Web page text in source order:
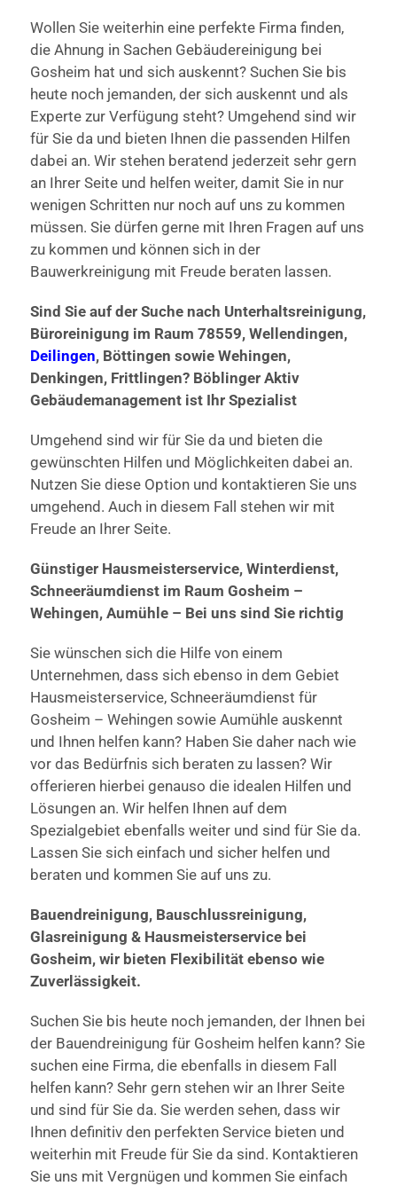
Wollen Sie weiterhin eine perfekte Firma finden,
die Ahnung in Sachen Gebäudereinigung bei
Gosheim hat und sich auskennt? Suchen Sie bis
heute noch jemanden, der sich auskennt und als
Experte zur Verfügung steht? Umgehend sind wir
für Sie da und bieten Ihnen die passenden Hilfen
dabei an. Wir stehen beratend jederzeit sehr gern
an Ihrer Seite und helfen weiter, damit Sie in nur
wenigen Schritten nur noch auf uns zu kommen
müssen. Sie dürfen gerne mit Ihren Fragen auf uns
zu kommen und können sich in der
Bauwerkreinigung mit Freude beraten lassen.
Sind Sie auf der Suche nach Unterhaltsreinigung,
Büroreinigung im Raum 78559, Wellendingen,
Deilingen, Böttingen sowie Wehingen,
Denkingen, Frittlingen? Böblinger Aktiv
Gebäudemanagement ist Ihr Spezialist
Umgehend sind wir für Sie da und bieten die
gewünschten Hilfen und Möglichkeiten dabei an.
Nutzen Sie diese Option und kontaktieren Sie uns
umgehend. Auch in diesem Fall stehen wir mit
Freude an Ihrer Seite.
Günstiger Hausmeisterservice, Winterdienst,
Schneeräumdienst im Raum Gosheim –
Wehingen, Aumühle – Bei uns sind Sie richtig
Sie wünschen sich die Hilfe von einem
Unternehmen, dass sich ebenso in dem Gebiet
Hausmeisterservice, Schneeräumdienst für
Gosheim – Wehingen sowie Aumühle auskennt
und Ihnen helfen kann? Haben Sie daher nach wie
vor das Bedürfnis sich beraten zu lassen? Wir
offerieren hierbei genauso die idealen Hilfen und
Lösungen an. Wir helfen Ihnen auf dem
Spezialgebiet ebenfalls weiter und sind für Sie da.
Lassen Sie sich einfach und sicher helfen und
beraten und kommen Sie auf uns zu.
Bauendreinigung, Bauschlussreinigung,
Glasreinigung & Hausmeisterservice bei
Gosheim, wir bieten Flexibilität ebenso wie
Zuverlässigkeit.
Suchen Sie bis heute noch jemanden, der Ihnen bei
der Bauendreinigung für Gosheim helfen kann? Sie
suchen eine Firma, die ebenfalls in diesem Fall
helfen kann? Sehr gern stehen wir an Ihrer Seite
und sind für Sie da. Sie werden sehen, dass wir
Ihnen definitiv den perfekten Service bieten und
weiterhin mit Freude für Sie da sind. Kontaktieren
Sie uns mit Vergnügen und kommen Sie einfach